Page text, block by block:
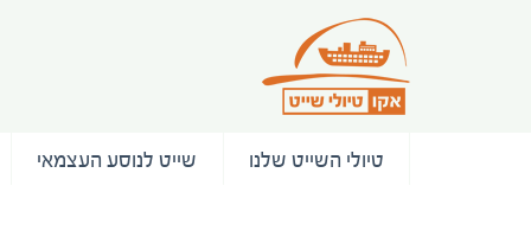
טיולי השייט שלנו שייט לנוסע העצמאי